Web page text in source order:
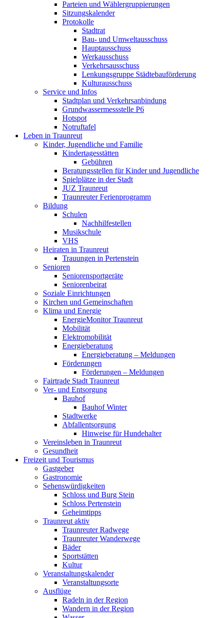
Parteien und Wählergruppierungen
Sitzungskalender
Protokolle
Stadtrat
Bau- und Umweltausschuss
Hauptausschuss
Werkausschuss
Verkehrsausschuss
Lenkungsgruppe Städtebauförderung
Kulturausschuss
Service und Infos
Stadtplan und Verkehrsanbindung
Grundwassermessstelle P6
Hotspot
Notruftafel
Leben in Traunreut
Kinder, Jugendliche und Familie
Kindertagesstätten
Gebühren
Beratungsstellen für Kinder und Jugendliche
Spielplätze in der Stadt
JUZ Traunreut
Traunreuter Ferienprogramm
Bildung
Schulen
Nachhilfestellen
Musikschule
VHS
Heiraten in Traunreut
Trauungen in Pertenstein
Senioren
Seniorensportgeräte
Seniorenbeirat
Soziale Einrichtungen
Kirchen und Gemeinschaften
Klima und Energie
EnergieMonitor Traunreut
Mobilität
Elektromobilität
Energieberatung
Energieberatung – Meldungen
Förderungen
Förderungen – Meldungen
Fairtrade Stadt Traunreut
Ver- und Entsorgung
Bauhof
Bauhof Winter
Stadtwerke
Abfallentsorgung
Hinweise für Hundehalter
Vereinsleben in Traunreut
Gesundheit
Freizeit und Tourismus
Gastgeber
Gastronomie
Sehenswürdigkeiten
Schloss und Burg Stein
Schloss Pertenstein
Geheimtipps
Traunreut aktiv
Traunreuter Radwege
Traunreuter Wanderwege
Bäder
Sportstätten
Kultur
Veranstaltungskalender
Veranstaltungsorte
Ausflüge
Radeln in der Region
Wandern in der Region